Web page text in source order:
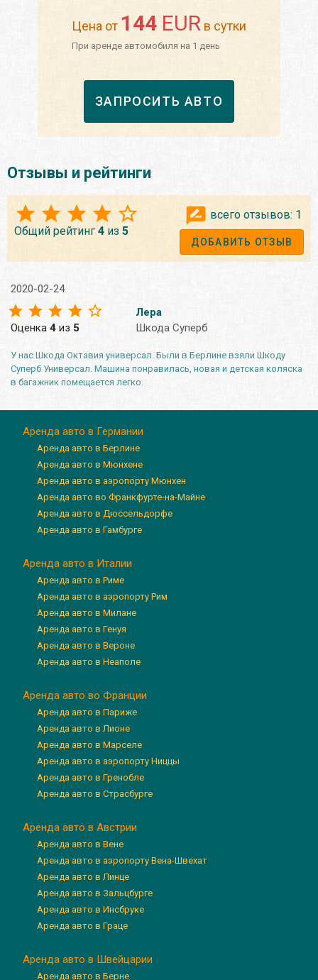
Цена от 144 EUR в сутки
При аренде автомобиля на 1 день
ЗАПРОСИТЬ АВТО
Отзывы и рейтинги
Общий рейтинг 4 из 5
всего отзывов: 1
ДОБАВИТЬ ОТЗЫВ
2020-02-24
Оценка 4 из 5
Лера
Шкода Суперб
У нас Шкода Октавия универсал. Были в Берлине взяли Шкоду
Суперб Универсал. Машина понравилась, новая и детская коляска
в багажник помещается легко.
Аренда авто в Германии
Аренда авто в Берлине
Аренда авто в Мюнхене
Аренда авто в аэропорту Мюнхен
Аренда авто во Франкфурте-на-Майне
Аренда авто в Дюссельдорфе
Аренда авто в Гамбурге
Аренда авто в Италии
Аренда авто в Риме
Аренда авто в аэропорту Рим
Аренда авто в Милане
Аренда авто в Генуя
Аренда авто в Вероне
Аренда авто в Неаполе
Аренда авто во Франции
Аренда авто в Париже
Аренда авто в Лионе
Аренда авто в Марселе
Аренда авто в аэропорту Ниццы
Аренда авто в Гренобле
Аренда авто в Страсбурге
Аренда авто в Австрии
Аренда авто в Вене
Аренда авто в аэропорту Вена-Швехат
Аренда авто в Линце
Аренда авто в Зальцбурге
Аренда авто в Инсбруке
Аренда авто в Граце
Аренда авто в Швейцарии
Аренда авто в Берне